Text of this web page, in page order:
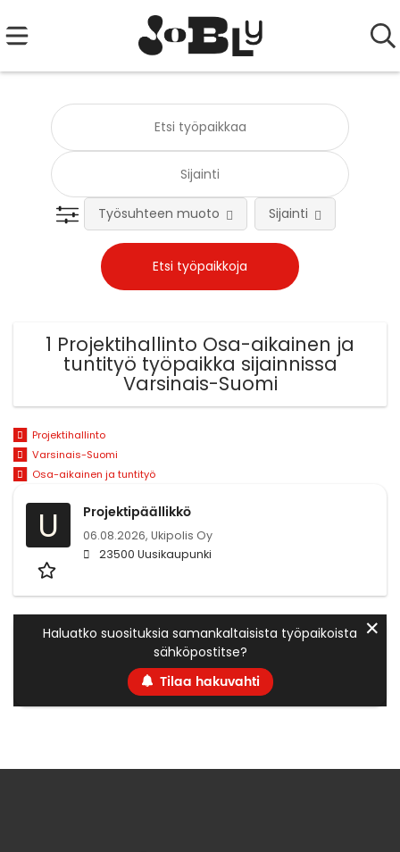
Työsuhteen muoto Sijainti
1 Projektihallinto Osa-aikainen ja
tuntityö työpaikka sijainnissa
Varsinais-Suomi
Projektihallinto
Varsinais-Suomi
Osa-aikainen ja tuntityö
U Projektipäällikkö
06.08.2026, Ukipolis Oy
23500 Uusikaupunki
Haluatko suosituksia samankaltaisista työpaikoista
sähköpostitse?
Tilaa hakuvahti
✕